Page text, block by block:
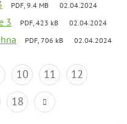
PDF, 9.4 MB 02.04.2024
3 PDF, 423 kB 02.04.2024
PDF, 706 kB 02.04.2024
10 11
12
18